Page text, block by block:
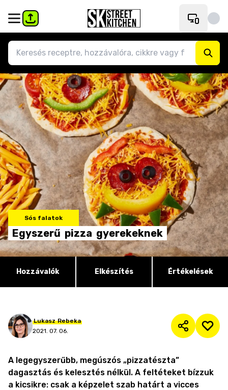
Sós falatok
Egyszerű pizza gyerekeknek
Hozzávalók Elkészítés Értékelések
Lukasz Rebeka
2021. 07. 06.
A legegyszerűbb, megúszós „pizzatészta”
dagasztás és kelesztés nélkül. A feltéteket bízzuk
a kicsikre: csak a képzelet szab határt a vicces